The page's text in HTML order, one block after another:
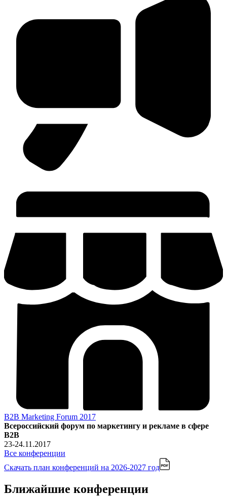
B2B Marketing Forum 2017
Всероссийский форум по маркетингу и рекламе в сфере
B2B
23-24.11.2017
Все конференции
Скачать план конференций на 2026-2027 год
Ближайшие конференции